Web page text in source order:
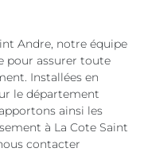
Andre, notre équipe
pour assurer toute
Installées en
le département
ainsi les
à La Cote Saint
contacter